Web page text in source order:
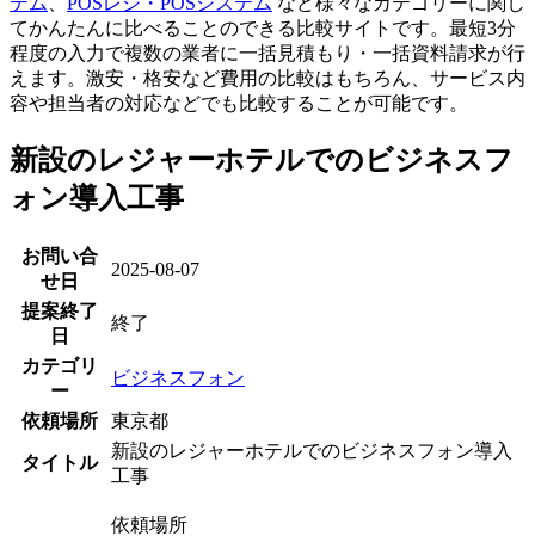
てかんたんに比べることのできる比較サイトです。最短3分
程度の入力で複数の業者に一括見積もり・一括資料請求が行
えます。激安・格安など費用の比較はもちろん、サービス内
容や担当者の対応などでも比較することが可能です。
新設のレジャーホテルでのビジネスフ
ォン導入工事
お問い合
せ日
2025-08-07
提案終了
日
終了
カテゴリ
ー
ビジネスフォン
依頼場所 東京都
タイトル
新設のレジャーホテルでのビジネスフォン導入
工事
依頼場所